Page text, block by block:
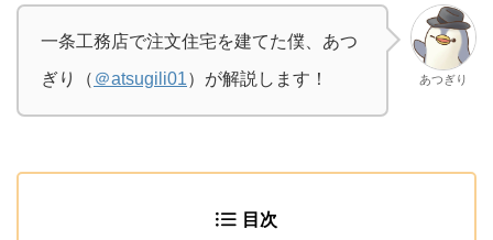
一条工務店で注文住宅を建てた僕、あつ
ぎり（ ＠atsugili01）が解説します！ あつぎり
目次